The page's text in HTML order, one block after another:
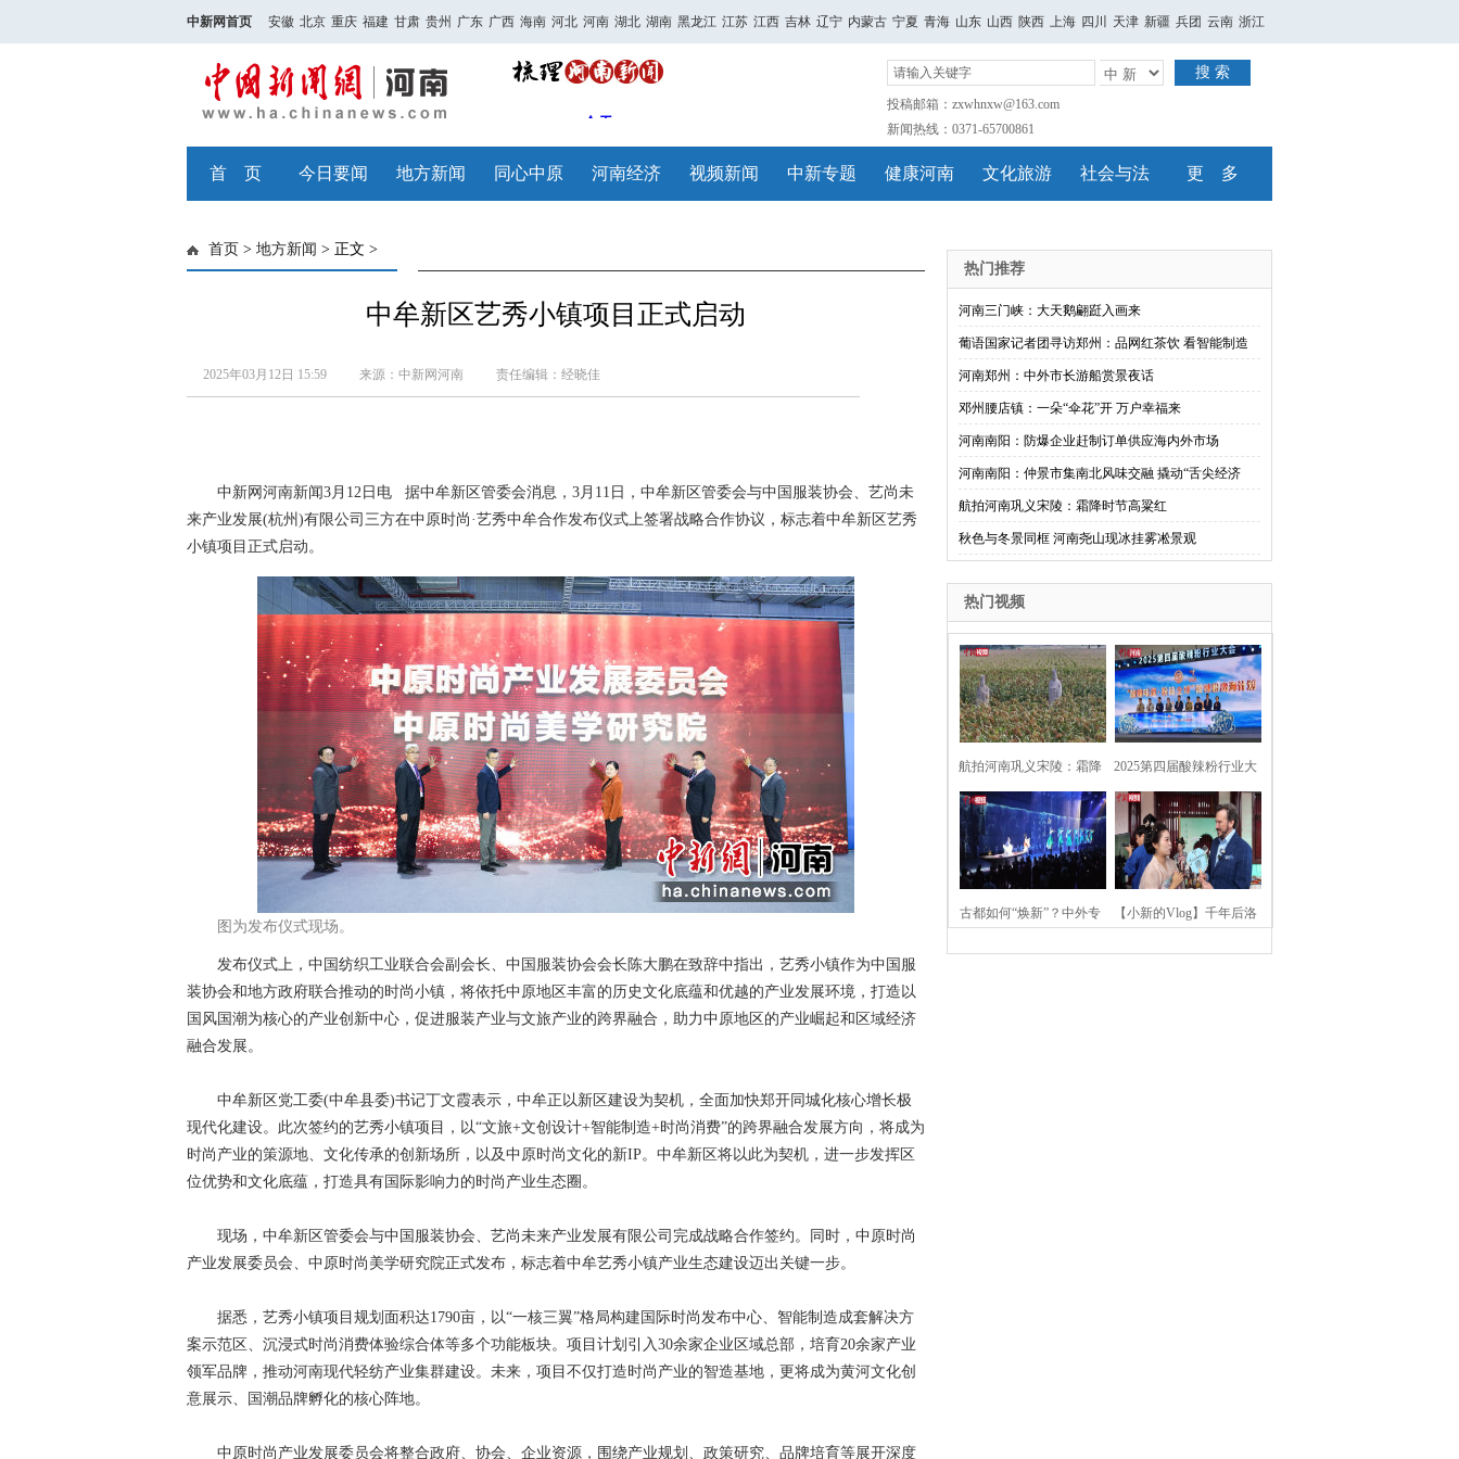
中新网首页 安徽 北京 重庆 福建 甘肃 贵州 广东 广西 海南 河北 河南 湖北 湖南 黑龙江 江苏 江西 吉林 辽宁 内蒙古 宁夏 青海 山东 山西 陕西 上海 四川 天津 新疆 兵团 云南 浙江
搜 索
投稿邮箱：zxwhnxw@163.com
新闻热线：0371-65700861
首 页 今日要闻 地方新闻 同心中原 河南经济 视频新闻 中新专题 健康河南 文化旅游 社会与法 更 多
首页 > 地方新闻 > 正文 >
中牟新区艺秀小镇项目正式启动
2025年03月12日 15:59 来源：中新网河南 责任编辑：经晓佳
中新网河南新闻3月12日电 据中牟新区管委会消息，3月11日，中牟新区管委会与中国服装协会、艺尚未
来产业发展(杭州)有限公司三方在中原时尚·艺秀中牟合作发布仪式上签署战略合作协议，标志着中牟新区艺秀
小镇项目正式启动。
图为发布仪式现场。
发布仪式上，中国纺织工业联合会副会长、中国服装协会会长陈大鹏在致辞中指出，艺秀小镇作为中国服
装协会和地方政府联合推动的时尚小镇，将依托中原地区丰富的历史文化底蕴和优越的产业发展环境，打造以
国风国潮为核心的产业创新中心，促进服装产业与文旅产业的跨界融合，助力中原地区的产业崛起和区域经济
融合发展。
中牟新区党工委(中牟县委)书记丁文霞表示，中牟正以新区建设为契机，全面加快郑开同城化核心增长极
现代化建设。此次签约的艺秀小镇项目，以“文旅+文创设计+智能制造+时尚消费”的跨界融合发展方向，将成为
时尚产业的策源地、文化传承的创新场所，以及中原时尚文化的新IP。中牟新区将以此为契机，进一步发挥区
位优势和文化底蕴，打造具有国际影响力的时尚产业生态圈。
现场，中牟新区管委会与中国服装协会、艺尚未来产业发展有限公司完成战略合作签约。同时，中原时尚
产业发展委员会、中原时尚美学研究院正式发布，标志着中牟艺秀小镇产业生态建设迈出关键一步。
据悉，艺秀小镇项目规划面积达1790亩，以“一核三翼”格局构建国际时尚发布中心、智能制造成套解决方
案示范区、沉浸式时尚消费体验综合体等多个功能板块。项目计划引入30余家企业区域总部，培育20余家产业
领军品牌，推动河南现代轻纺产业集群建设。未来，项目不仅打造时尚产业的智造基地，更将成为黄河文化创
意展示、国潮品牌孵化的核心阵地。
中原时尚产业发展委员会将整合政府、协会、企业资源，围绕产业规划、政策研究、品牌培育等展开深度
热门推荐
河南三门峡：大天鹅翩跹入画来
葡语国家记者团寻访郑州：品网红茶饮 看智能制造
河南郑州：中外市长游船赏景夜话
邓州腰店镇：一朵“伞花”开 万户幸福来
河南南阳：防爆企业赶制订单供应海内外市场
河南南阳：仲景市集南北风味交融 撬动“舌尖经济
航拍河南巩义宋陵：霜降时节高粱红
秋色与冬景同框 河南尧山现冰挂雾凇景观
热门视频
航拍河南巩义宋陵：霜降
时节高粱红
2025第四届酸辣粉行业大
会在河南开封举行
古都如何“焕新”？中外专 【小新的Vlog】千年后洛